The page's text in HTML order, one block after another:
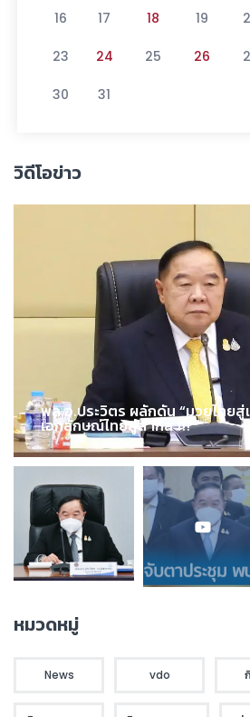
16 17 18 19
23 24 25 26
30 31
วิดีโอข่าว
พล.อ.ประวิตร ผลักดัน “มวยไทยสู่
เอกลักษณ์ไทยสู่สากล !!!
หมวดหมู่
News vdo